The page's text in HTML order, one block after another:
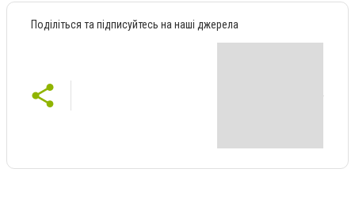
Поділіться та підписуйтесь на наші джерела